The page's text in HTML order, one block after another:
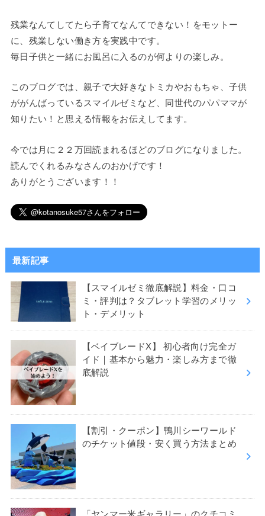
残業なんてしてたら子育てなんてできない！をモットー
に、残業しない働き方を実践中です。
毎日子供と一緒にお風呂に入るのが何よりの楽しみ。
このブログでは、親子で大好きなトミカやおもちゃ、子供
ががんばっているスマイルゼミなど、同世代のパパママが
知りたい！と思える情報をお伝えしてます。
今では月に２２万回読まれるほどのブログになりました。
読んでくれるみなさんのおかげです！
ありがとうございます！！
最新記事
【スマイルゼミ徹底解説】料金・口コ
ミ・評判は？タブレット学習のメリッ
ト・デメリット
【ベイブレードX】 初心者向け完全ガ
イド｜基本から魅力・楽しみ方まで徹
底解説
【割引・クーポン】鴨川シーワールド
のチケット値段・安く買う方法まとめ
「ヤンマー米ギャラリー」のクチコミ